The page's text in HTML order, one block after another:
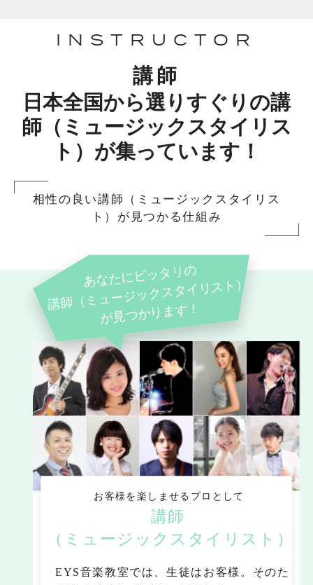
INSTRUCTOR
講師
日本全国から選りすぐりの講
師（ミュージックスタイリス
ト）が集っています！
相性の良い講師（ミュージックスタイリス
ト）が見つかる仕組み